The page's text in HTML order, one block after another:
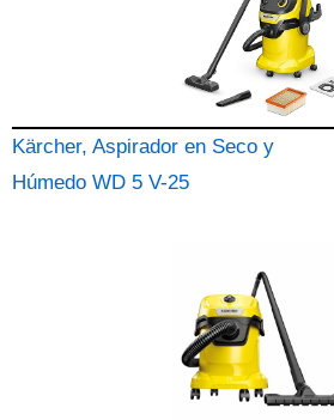
Kärcher, Aspirador en Seco y
Húmedo WD 5 V-25